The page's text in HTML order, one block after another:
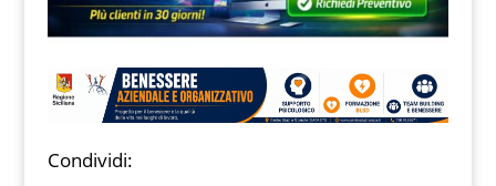
Condividi: